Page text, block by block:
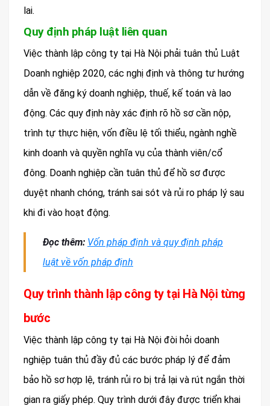
lai.
Quy định pháp luật liên quan
Việc thành lập công ty tại Hà Nội phải tuân thủ Luật
Doanh nghiệp 2020, các nghị định và thông tư hướng
dẫn về đăng ký doanh nghiệp, thuế, kế toán và lao
động. Các quy định này xác định rõ hồ sơ cần nộp,
trình tự thực hiện, vốn điều lệ tối thiểu, ngành nghề
kinh doanh và quyền nghĩa vụ của thành viên/cổ
đông. Doanh nghiệp cần tuân thủ để hồ sơ được
duyệt nhanh chóng, tránh sai sót và rủi ro pháp lý sau
khi đi vào hoạt động.
Đọc thêm: Vốn pháp định và quy định pháp
luật về vốn pháp định
Quy trình thành lập công ty tại Hà Nội từng
bước
Việc thành lập công ty tại Hà Nội đòi hỏi doanh
nghiệp tuân thủ đầy đủ các bước pháp lý để đảm
bảo hồ sơ hợp lệ, tránh rủi ro bị trả lại và rút ngắn thời
gian ra giấy phép. Quy trình dưới đây được triển khai